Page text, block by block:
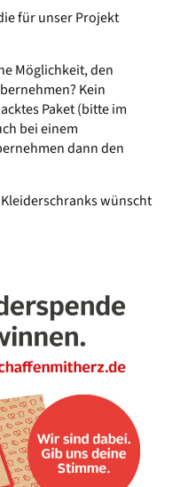
für unser Projekt
Möglichkeit, den
Kein
Paket (bitte im
bei einem
dann den
wünscht